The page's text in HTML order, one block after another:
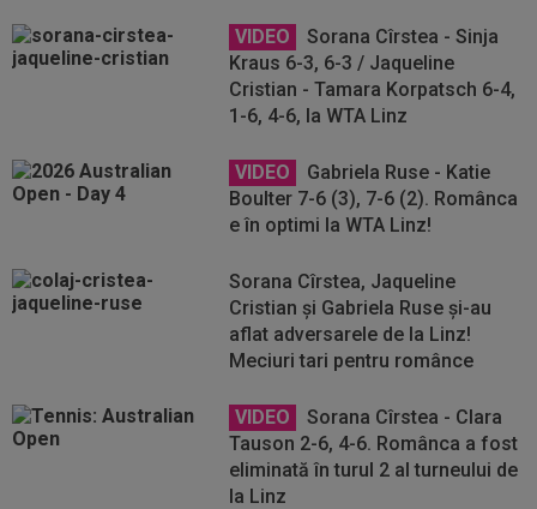
VIDEO
Sorana Cîrstea - Sinja
Kraus 6-3, 6-3 / Jaqueline
Cristian - Tamara Korpatsch 6-4,
1-6, 4-6, la WTA Linz
VIDEO
Gabriela Ruse - Katie
Boulter 7-6 (3), 7-6 (2). Românca
e în optimi la WTA Linz!
Sorana Cîrstea, Jaqueline
Cristian și Gabriela Ruse și-au
aflat adversarele de la Linz!
Meciuri tari pentru românce
VIDEO
Sorana Cîrstea - Clara
Tauson 2-6, 4-6. Românca a fost
eliminată în turul 2 al turneului de
la Linz